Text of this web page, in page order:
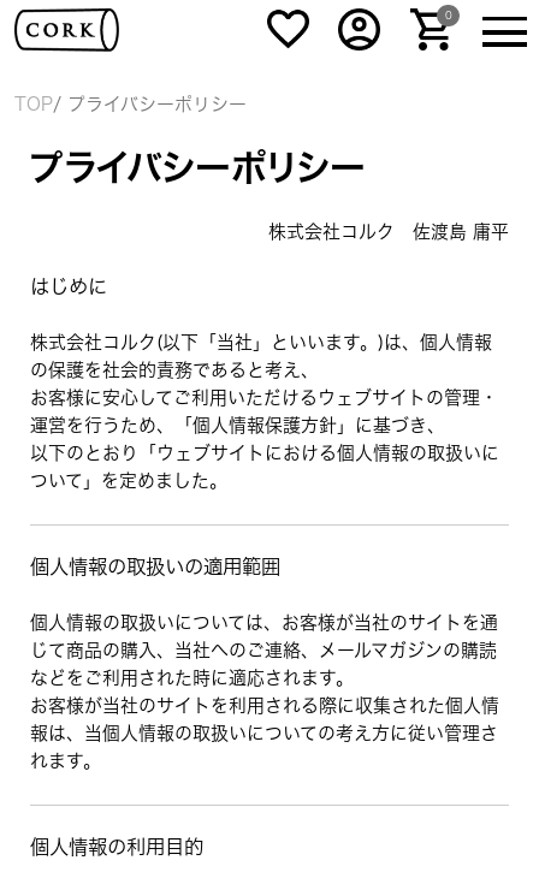
0
TOP プライバシーポリシー
プライバシーポリシー
株式会社コルク 佐渡島 庸平
はじめに
株式会社コルク(以下「当社」といいます。)は、個人情報
の保護を社会的責務であると考え、
お客様に安心してご利用いただけるウェブサイトの管理・
運営を行うため、「個人情報保護方針」に基づき、
以下のとおり「ウェブサイトにおける個人情報の取扱いに
ついて」を定めました。
個人情報の取扱いの適用範囲
個人情報の取扱いについては、お客様が当社のサイトを通
じて商品の購入、当社へのご連絡、メールマガジンの購読
などをご利用された時に適応されます。
お客様が当社のサイトを利用される際に収集された個人情
報は、当個人情報の取扱いについての考え方に従い管理さ
れます。
個人情報の利用目的